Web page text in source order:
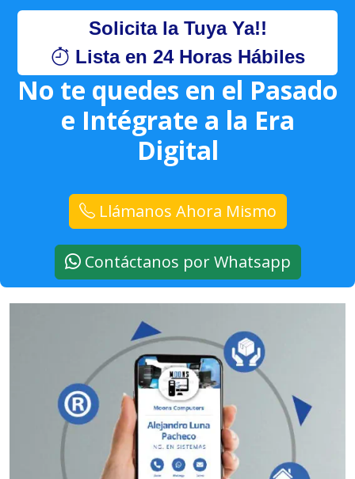
Solicita la Tuya Ya!!
Lista en 24 Horas Hábiles
No te quedes en el Pasado
e Intégrate a la Era
Digital
Llámanos Ahora Mismo
Contáctanos por Whatsapp